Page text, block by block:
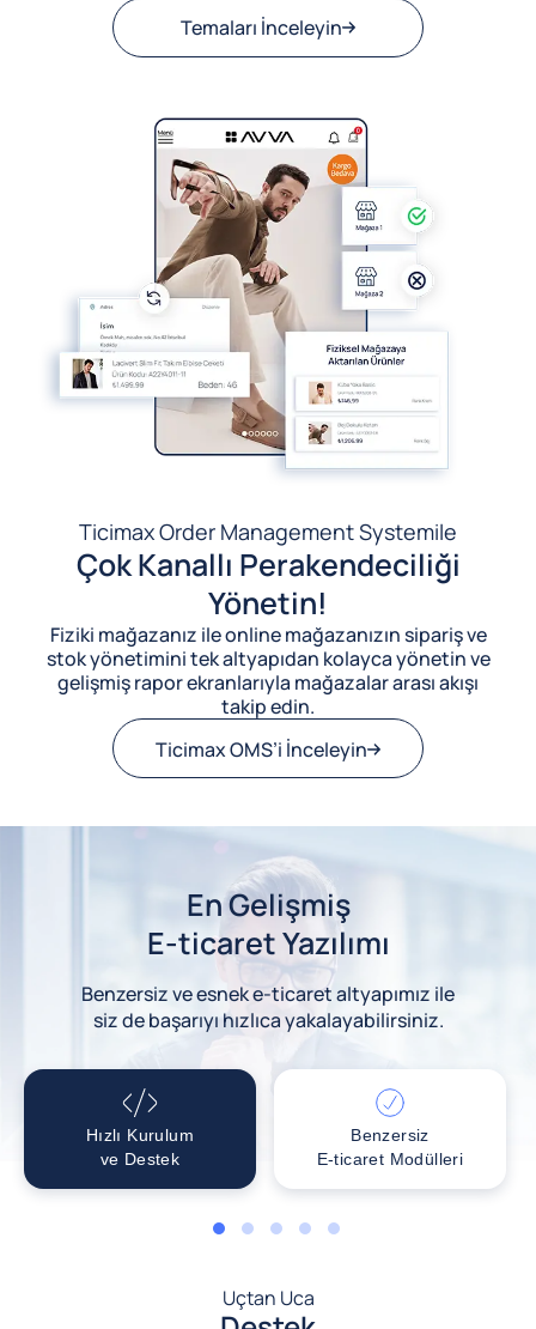
Temaları İnceleyin
Ticimax Order Management Systemile
Çok Kanallı Perakendeciliği
Yönetin!
Fiziki mağazanız ile online mağazanızın sipariş ve
stok yönetimini tek altyapıdan kolayca yönetin ve
gelişmiş rapor ekranlarıyla mağazalar arası akışı
takip edin.
Ticimax OMS’i İnceleyin
En Gelişmiş
E-ticaret Yazılımı
Benzersiz ve esnek e-ticaret altyapımız ile
siz de başarıyı hızlıca yakalayabilirsiniz.
Hızlı Kurulum
ve Destek
Benzersiz
E-ticaret Modülleri
1 2 3 4 5
Uçtan Uca